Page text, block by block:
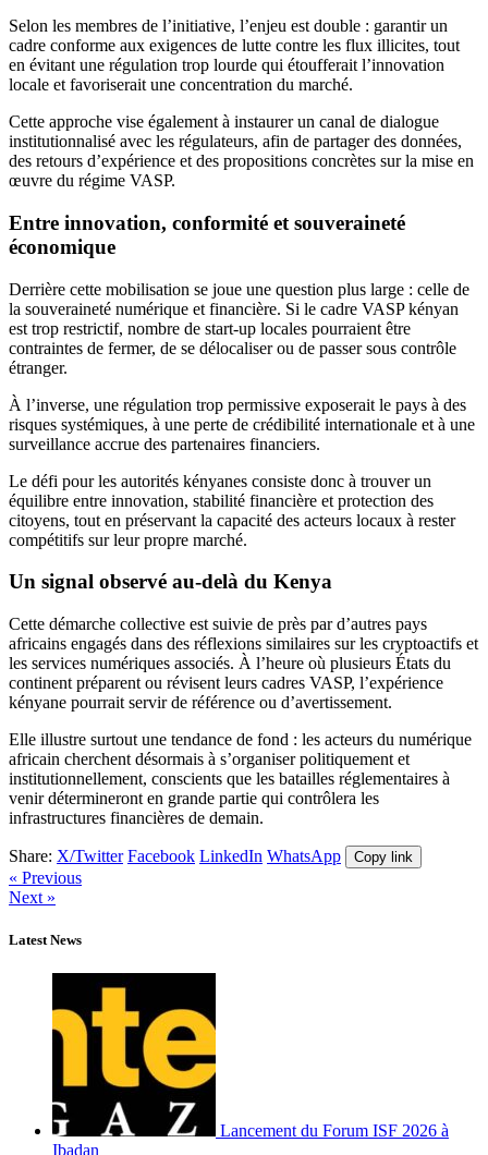
Selon les membres de l’initiative, l’enjeu est double : garantir un
cadre conforme aux exigences de lutte contre les flux illicites, tout
en évitant une régulation trop lourde qui étoufferait l’innovation
locale et favoriserait une concentration du marché.
Cette approche vise également à instaurer un canal de dialogue
institutionnalisé avec les régulateurs, afin de partager des données,
des retours d’expérience et des propositions concrètes sur la mise en
œuvre du régime VASP.
Entre innovation, conformité et souveraineté
économique
Derrière cette mobilisation se joue une question plus large : celle de
la souveraineté numérique et financière. Si le cadre VASP kényan
est trop restrictif, nombre de start-up locales pourraient être
contraintes de fermer, de se délocaliser ou de passer sous contrôle
étranger.
À l’inverse, une régulation trop permissive exposerait le pays à des
risques systémiques, à une perte de crédibilité internationale et à une
surveillance accrue des partenaires financiers.
Le défi pour les autorités kényanes consiste donc à trouver un
équilibre entre innovation, stabilité financière et protection des
citoyens, tout en préservant la capacité des acteurs locaux à rester
compétitifs sur leur propre marché.
Un signal observé au-delà du Kenya
Cette démarche collective est suivie de près par d’autres pays
africains engagés dans des réflexions similaires sur les cryptoactifs et
les services numériques associés. À l’heure où plusieurs États du
continent préparent ou révisent leurs cadres VASP, l’expérience
kényane pourrait servir de référence ou d’avertissement.
Elle illustre surtout une tendance de fond : les acteurs du numérique
africain cherchent désormais à s’organiser politiquement et
institutionnellement, conscients que les batailles réglementaires à
venir détermineront en grande partie qui contrôlera les
infrastructures financières de demain.
Share: X/Twitter Facebook LinkedIn WhatsApp Copy link
« Previous
Next »
Latest News
Lancement du Forum ISF 2026 à
Ibadan